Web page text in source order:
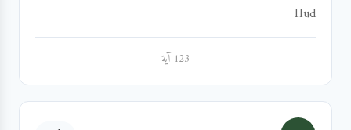
Hud
123 آية